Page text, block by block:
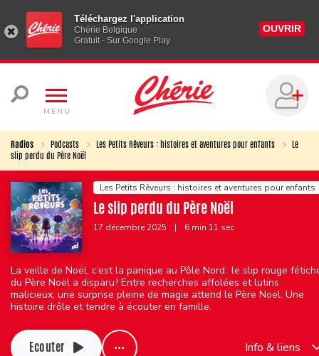
Téléchargez l'application
Chérie Belgique
Gratuit - Sur Google Play
OUVRIR
MENU
Radios Podcasts Les Petits Rêveurs : histoires et aventures pour enfants
Le
slip perdu du Père Noël
Les Petits Rêveurs : histoires et aventures pour enfants
Le slip perdu du Père Noël
17 décembre 2025 | 6 min 11 sec
La veille de Noël, c’est la panique au Pôle Nord : le slip rouge
du Père Noël a disparu ! Entre recherches affolées et lutins
malicieux, une surprise pleine de magie attend le Père Noël. Une
histoire drôle et tendre à écouter en famille.
Ecouter Info & liens